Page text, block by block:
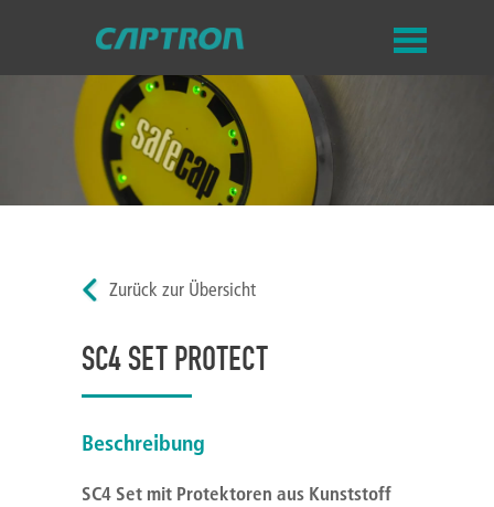
Zurück zur Übersicht
SC4 SET PROTECT
Beschreibung
SC4 Set mit Protektoren aus Kunststoff